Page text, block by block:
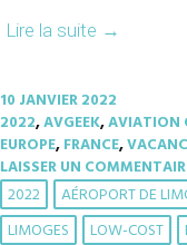
Lire la suite →
10 JANVIER 2022
2022,AVGEEK,AVIATION
EUROPE,FRANCE,
LAISSER UN
2022 AÉROPORT DE
LIMOGES
LOW-COST